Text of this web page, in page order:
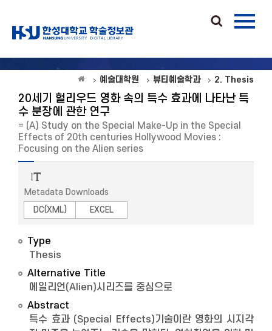
예술대학원 뷰티예술학과 2. Thesis
20세기 헐리우드 영화 속의 특수 효과에 나타난 특
수 분장에 관한 연구
= (A) Study on the Special Make-Up in the Special
Effects of 20th centuries Hollywood Movies :
Focusing on the Alien series
Metadata Downloads
DC(XML)
EXCEL
Type
Thesis
Alternative Title
에일리언(Alien)시리즈를 중심으로
Abstract
특수 효과 (Special Effects)기술이란 영화의 시지각